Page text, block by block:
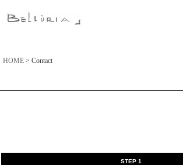
HOME > Contact
STEP 1